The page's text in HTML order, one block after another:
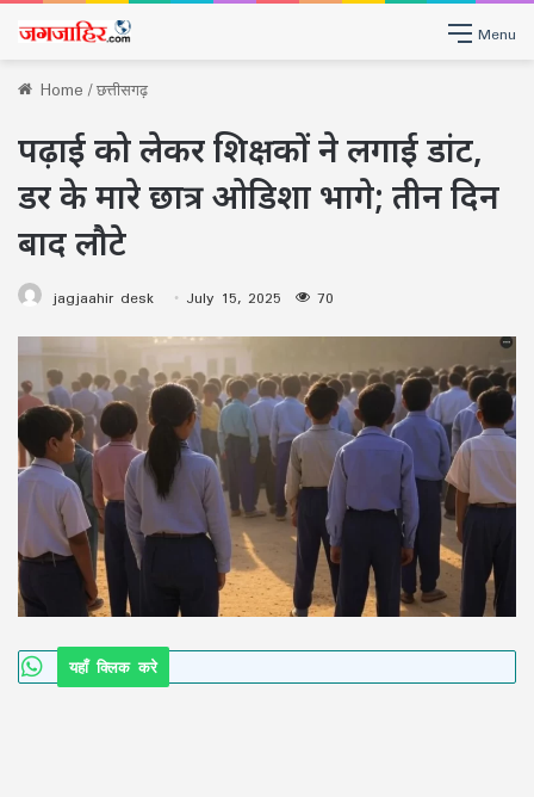
Menu
Home/छत्तीसगढ़
पढ़ाई को लेकर शिक्षकों ने लगाई डांट,
डर के मारे छात्र ओडिशा भागे; तीन दिन
बाद लौटे
jagjaahir desk July 15, 2025 70
यहाँ क्लिक करे